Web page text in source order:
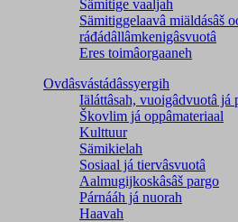
Sämitige vaaljah
Sämitiggelaavâ miäldásâš
ráđádâllâmkenigâsvuotâ
Eres toimâorgaaneh
Ovdâsvástádâssyergih
Iäláttâsah, vuoigâdvuotâ já
Škovlim já oppâmateriaal
Kulttuur
Sämikielah
Sosiaal já tiervâsvuotâ
Aalmugijkoskâsâš pargo
Párnááh já nuorah
Haavah